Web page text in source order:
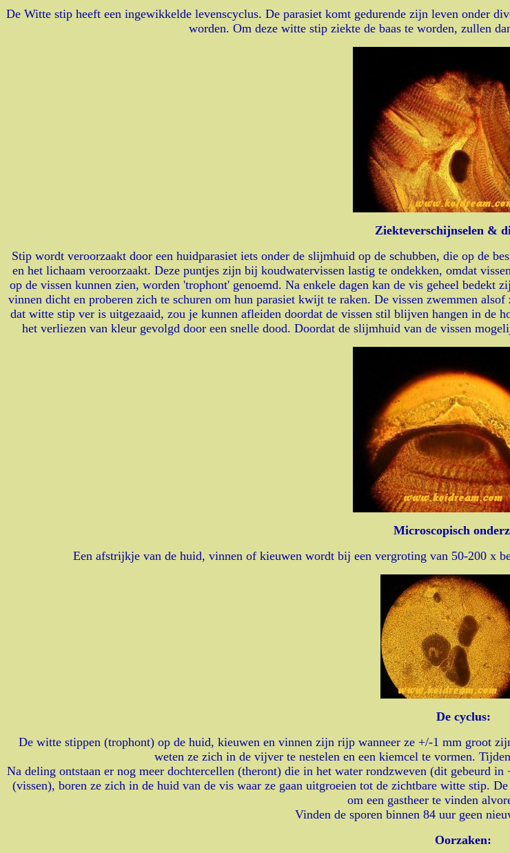
De Witte stip heeft een ingewikkelde levenscyclus. De parasiet komt gedurende zijn leven onder
worden. Om deze witte stip ziekte de baas te worden, zullen
Ziekteverschijnselen &
Stip wordt veroorzaakt door een huidparasiet iets onder de slijmhuid op de schubben, die op de
en het lichaam veroorzaakt. Deze puntjes zijn bij koudwatervissen lastig te ondekken, omdat
op de vissen kunnen zien, worden 'trophont' genoemd. Na enkele dagen kan de vis geheel
vinnen dicht en proberen zich te schuren om hun parasiet kwijt te raken. De vissen zwemmen
dat witte stip ver is uitgezaaid, zou je kunnen afleiden doordat de vissen stil blijven hangen in de
het verliezen van kleur gevolgd door een snelle dood. Doordat de slijmhuid van de vissen
Microscopisch
Een afstrijkje van de huid, vinnen of kieuwen wordt bij een vergroting van 50-200 x
De cyclus:
De witte stippen (trophont) op de huid, kieuwen en vinnen zijn rijp wanneer ze +/-1 mm groot
weten ze zich in de vijver te nestelen en een kiemcel te vormen.
Na deling ontstaan er nog meer dochtercellen (theront) die in het water rondzweven (dit gebeurd
(vissen), boren ze zich in de huid van de vis waar ze gaan uitgroeien tot de zichtbare witte stip.
om een gastheer te vinden
Vinden de sporen binnen 84 uur geen
Oorzaken: